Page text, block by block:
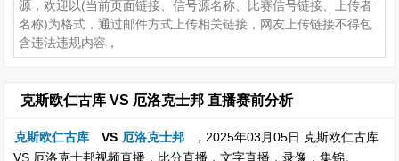
源，欢迎以(当前页面链接、信号源名称、比赛信号链接、上传者
名称)为格式，通过邮件方式上传相关链接，网友上传链接不得包
含违法违规内容，
克斯欧仁古库 VS 厄洛克士邦 直播赛前分析
克斯欧仁古库 VS 厄洛克士邦
，2025年03月05日 克斯欧仁古库
VS 厄洛克士邦视频直播，比分直播，文字直播，录像，集锦。